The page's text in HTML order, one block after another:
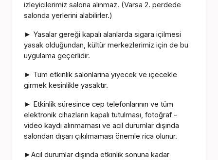
izleyicilerimiz salona alınmaz. (Varsa 2. perdede
salonda yerlerini alabilirler.)
► Yasalar gereği kapalı alanlarda sigara içilmesi
yasak olduğundan, kültür merkezlerimiz için de bu
uygulama geçerlidir.
► Tüm etkinlik salonlarına yiyecek ve içecekle
girmek kesinlikle yasaktır.
► Etkinlik süresince cep telefonlarının ve tüm
elektronik cihazların kapalı tutulması, fotoğraf -
video kaydı alınmaması ve acil durumlar dışında
salondan dışarı çıkılmaması önemle rica olunur.
►Acil durumlar dışında etkinlik sonuna kadar